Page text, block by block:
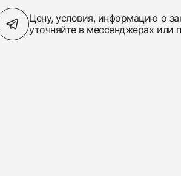
Цену, условия, информацию о
уточняйте в мессенджерах или